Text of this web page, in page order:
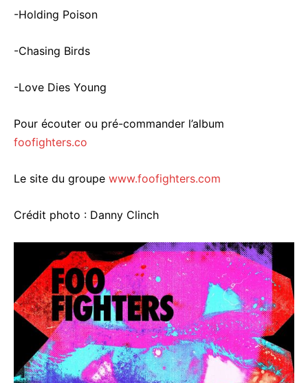
-Holding Poison
-Chasing Birds
-Love Dies Young
Pour écouter ou pré-commander l’album
foofighters.co
Le site du groupe www.foofighters.com
Crédit photo : Danny Clinch